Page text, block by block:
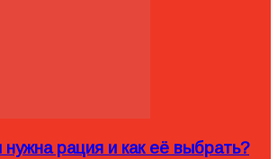
нужна рация и как её выбрать?